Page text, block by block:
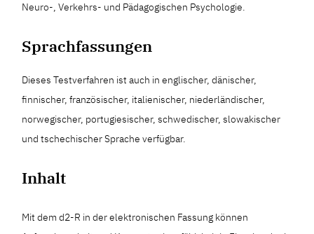
Neuro-, Verkehrs- und Pädagogischen Psychologie.
Sprachfassungen
Dieses Testverfahren ist auch in englischer, dänischer,
finnischer, französischer, italienischer, niederländischer,
norwegischer, portugiesischer, schwedischer, slowakischer
und tschechischer Sprache verfügbar.
Inhalt
Mit dem d2-R in der elektronischen Fassung können